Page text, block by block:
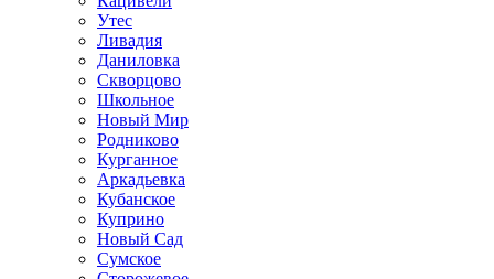
Утес
Ливадия
Даниловка
Скворцово
Школьное
Новый Мир
Родниково
Курганное
Аркадьевка
Кубанское
Куприно
Новый Сад
Сумское